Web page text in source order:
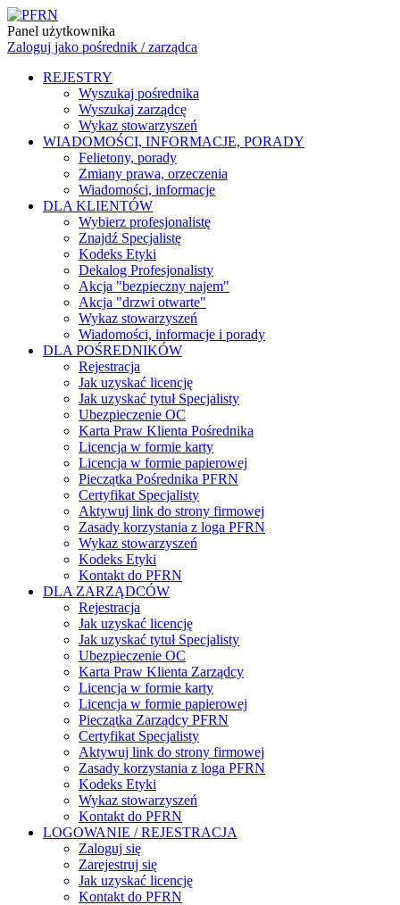
Panel użytkownika
Zaloguj jako pośrednik / zarządca
REJESTRY
Wyszukaj pośrednika
Wyszukaj zarządcę
Wykaz stowarzyszeń
WIADOMOŚCI, INFORMACJE, PORADY
Felietony, porady
Zmiany prawa, orzeczenia
Wiadomości, informacje
DLA KLIENTÓW
Wybierz profesjonalistę
Znajdź Specjalistę
Kodeks Etyki
Dekalog Profesjonalisty
Akcja "bezpieczny najem"
Akcja "drzwi otwarte"
Wykaz stowarzyszeń
Wiadomości, informacje i porady
DLA POŚREDNIKÓW
Rejestracja
Jak uzyskać licencję
Jak uzyskać tytuł Specjalisty
Ubezpieczenie OC
Karta Praw Klienta Pośrednika
Licencja w formie karty
Licencja w formie papierowej
Pieczątka Pośrednika PFRN
Certyfikat Specjalisty
Aktywuj link do strony firmowej
Zasady korzystania z loga PFRN
Wykaz stowarzyszeń
Kodeks Etyki
Kontakt do PFRN
DLA ZARZĄDCÓW
Rejestracja
Jak uzyskać licencję
Jak uzyskać tytuł Specjalisty
Ubezpieczenie OC
Karta Praw Klienta Zarządcy
Licencja w formie karty
Licencja w formie papierowej
Pieczątka Zarządcy PFRN
Certyfikat Specjalisty
Aktywuj link do strony firmowej
Zasady korzystania z loga PFRN
Kodeks Etyki
Wykaz stowarzyszeń
Kontakt do PFRN
LOGOWANIE / REJESTRACJA
Zaloguj się
Zarejestruj się
Jak uzyskać licencję
Kontakt do PFRN